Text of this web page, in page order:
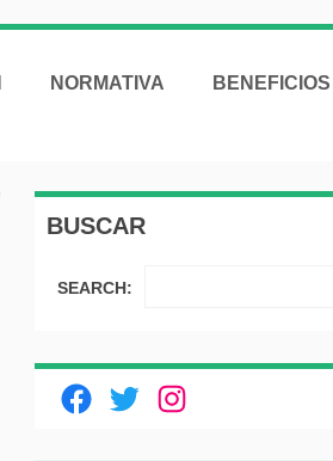
NORMATIVA BENEFICIOS
BUSCAR
SEARCH:
Facebook
TwitterInstagram